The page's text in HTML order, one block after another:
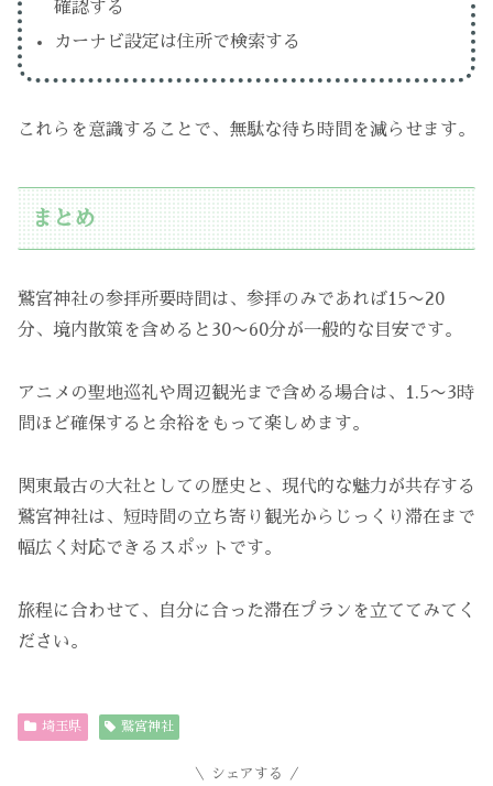
確認する
カーナビ設定は住所で検索する
これらを意識することで、無駄な待ち時間を減らせます。
まとめ
鷲宮神社の参拝所要時間は、参拝のみであれば15〜20
分、境内散策を含めると30〜60分が一般的な目安です。
アニメの聖地巡礼や周辺観光まで含める場合は、1.5〜3時
間ほど確保すると余裕をもって楽しめます。
関東最古の大社としての歴史と、現代的な魅力が共存する
鷲宮神社は、短時間の立ち寄り観光からじっくり滞在まで
幅広く対応できるスポットです。
旅程に合わせて、自分に合った滞在プランを立ててみてく
ださい。
埼玉県 鷲宮神社
シェアする